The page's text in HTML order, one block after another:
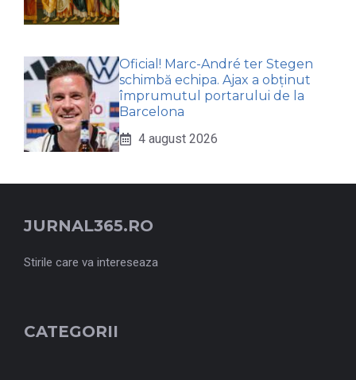
Oficial! Marc-André ter Stegen
schimbă echipa. Ajax a obținut
împrumutul portarului de la
Barcelona
4 august 2026
JURNAL365.RO
Stirile care va intereseaza
CATEGORII